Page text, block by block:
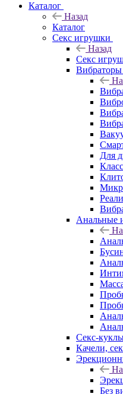
Каталог
Назад
Каталог
Секс игрушки
Назад
Секс
Вибраторы
Для
Анальные
Секс-
Качели,
Без